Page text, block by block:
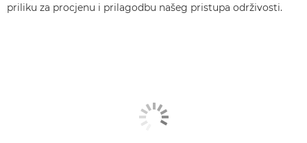
priliku za procjenu i prilagodbu našeg pristupa održivosti.